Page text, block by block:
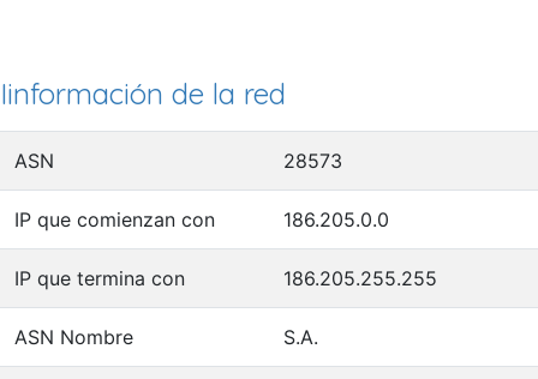
Iinformación de la red
ASN 28573
IP que comienzan con 186.205.0.0
IP que termina con 186.205.255.255
ASN Nombre S.A.